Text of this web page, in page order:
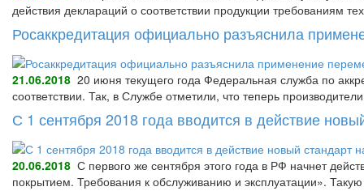
действия деклараций о соответствии продукции требованиям
Росаккредитация официально разъяснила
21.06.2018 20 июня текущего года Федеральная служба по
соответствии. Так, в Службе отметили, что теперь
С 1 сентября 2018 года вводится в действие
20.06.2018 С первого же сентября этого года в РФ начнет
покрытием. Требования к обслуживанию и эксплуатации».